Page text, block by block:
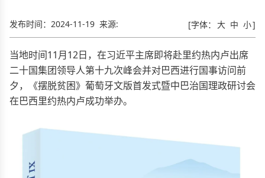
发布时间： 2024-11-19 来源: [字体： 大 中 小]
当地时间11月12日，在习近平主席即将赴里约热内卢出席
二十国集团领导人第十九次峰会并对巴西进行国事访问前
夕，《摆脱贫困》葡萄牙文版首发式暨中巴治国理政研讨会
在巴西里约热内卢成功举办。